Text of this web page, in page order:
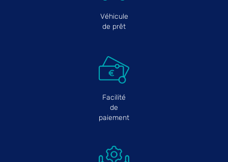
Véhicule
de prêt
Facilité
de
paiement